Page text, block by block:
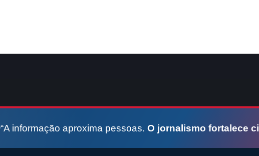
“A informação aproxima pessoas. O jornalismo fortalece